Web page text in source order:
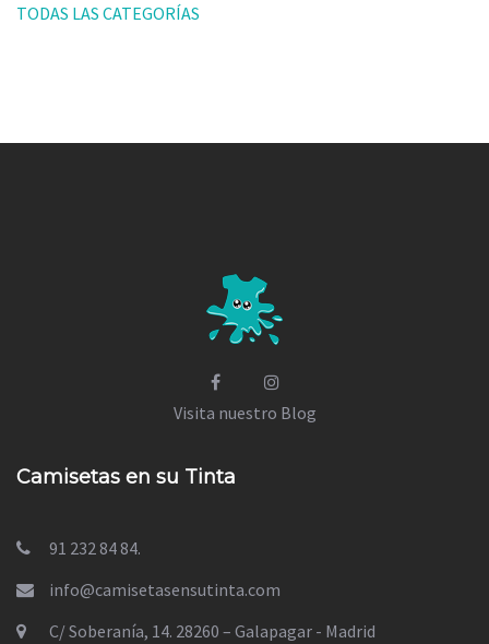
TODAS LAS CATEGORÍAS
Visita nuestro Blog
Camisetas en su Tinta
91 232 84 84.
info@camisetasensutinta.com
C/ Soberanía, 14. 28260 – Galapagar - Madrid